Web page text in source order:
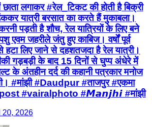
लगाकर #रेल_टिकट की होती है बिक्री
यात्री बरसात का करते हैं मुकाबला।
पड़ती है शौच, रेल यात्रियों के लिए बने
एवम जहरीले जंतु हुए काबिज। वर्षों पूर्व
हटा लिए जाने से दहशतजदा है रेल यात्री।
गड़बड़ी के बाद 15 दिनों से घुप्प अंधेरे में
के अंतहीन दर्द की कहानी पत्रकार मनोज
#मांझी #Daudpur #ताजपुर #एकमा
#vairalphoto #𝙈𝙖𝙣𝙟𝙝𝙞 #मांझी
20, 2026